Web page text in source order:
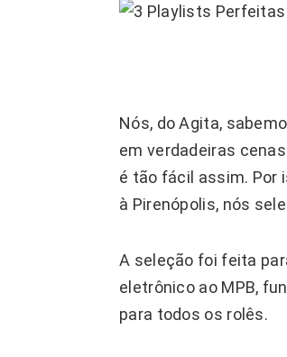
Nós, do Agita,
em verdadeiras
é tão fácil assim. Por
à Pirenópolis, nós
A seleção foi feita
eletrônico ao MPB,
para todos os rolês.